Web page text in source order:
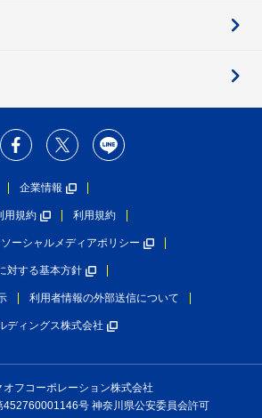
企業情報
用規約 利用規約
ソーシャルメディアポリシー
対する基本方針
利用者情報の外部送信について
ディングス株式会社
オフコーポレーション株式会社
452760001146号 神奈川県公安委員会許可